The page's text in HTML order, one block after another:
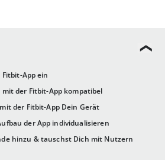
App ein
mit der Fitbit-App kompatibel
der Fitbit-App Dein Gerät
der App individualisieren
hinzu & tauschst Dich mit Nutzern